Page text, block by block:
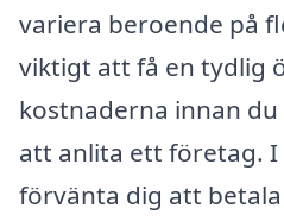
variera beroende på
viktigt att få en tydlig
kostnaderna innan
att anlita ett företag. I
förvänta dig att